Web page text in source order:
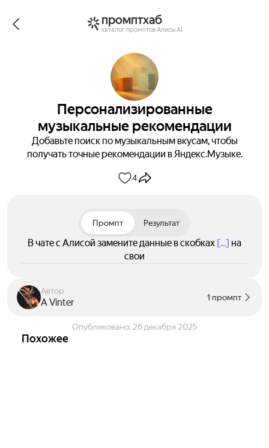
промптхаб
каталог промптов Алисы AI
Персонализированные
музыкальные рекомендации
Добавьте поиск по музыкальным вкусам, чтобы
получать точные рекомендации в Яндекс.Музыке.
4
Промпт Результат
В чате с Алисой замените данные в скобках [...] на
свои
Автор
A Vinter 1 промпт
Опубликовано: 26 декабря 2025
Похожее